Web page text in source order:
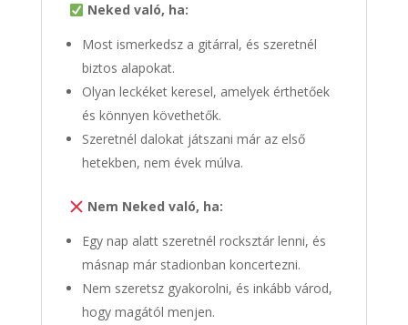
Neked való, ha:
Most ismerkedsz a gitárral, és szeretnél
biztos alapokat.
Olyan leckéket keresel, amelyek érthetőek
és könnyen követhetők.
Szeretnél dalokat játszani már az első
hetekben, nem évek múlva.
Nem Neked való, ha:
Egy nap alatt szeretnél rocksztár lenni, és
másnap már stadionban koncertezni.
Nem szeretsz gyakorolni, és inkább várod,
hogy magától menjen.